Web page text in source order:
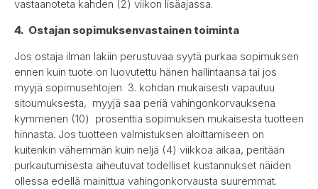
vastaanoteta kahden (2) viikon lisäajassa.
4. Ostajan sopimuksenvastainen toiminta
Jos ostaja ilman lakiin perustuvaa syytä purkaa sopimuksen
ennen kuin tuote on luovutettu hänen hallintaansa tai jos
myyjä sopimusehtojen 3. kohdan mukaisesti vapautuu
sitoumuksesta, myyjä saa periä vahingonkorvauksena
kymmenen (10) prosenttia sopimuksen mukaisesta tuotteen
hinnasta. Jos tuotteen valmistuksen aloittamiseen on
kuitenkin vähemmän kuin neljä (4) viikkoa aikaa, peritään
purkautumisesta aiheutuvat todelliset kustannukset näiden
ollessa edellä mainittua vahingonkorvausta suuremmat.